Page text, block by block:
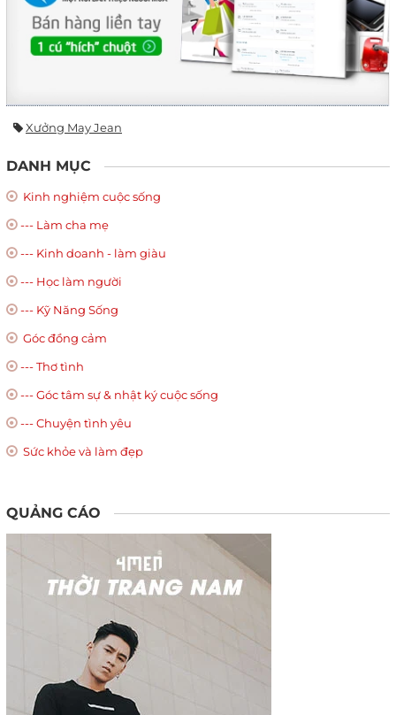
Xưởng May Jean
DANH MỤC
Kinh nghiệm cuộc sống
--- Làm cha mẹ
--- Kinh doanh - làm giàu
--- Học làm người
--- Kỹ Năng Sống
Góc đồng cảm
--- Thơ tình
--- Góc tâm sự & nhật ký cuộc sống
--- Chuyện tình yêu
Sức khỏe và làm đẹp
QUẢNG CÁO